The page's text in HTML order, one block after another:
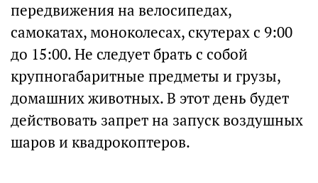
передвижения на велосипедах,
самокатах, моноколесах, скутерах с 9:00
до 15:00. Не следует брать с собой
крупногабаритные предметы и грузы,
домашних животных. В этот день будет
действовать запрет на запуск воздушных
шаров и квадрокоптеров.